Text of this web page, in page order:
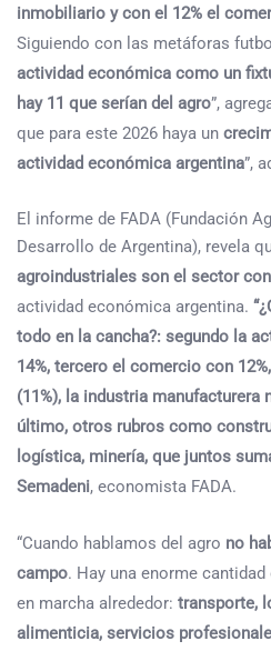
inmobiliario y con el 12% el
Siguiendo con las metáforas
actividad económica como un
hay 11 que serían del agro”,
que para este 2026 haya un
actividad económica argentina”,
El informe de FADA (Fundación
Desarrollo de Argentina), revela
agroindustriales son el sector
actividad económica argentina.
todo en la cancha?: segundo la
14%, tercero el comercio con
(11%), la industria manufacturera
último, otros rubros como
logística, minería, que juntos
Semadeni, economista FADA.
“Cuando hablamos del agro no
campo. Hay una enorme
en marcha alrededor: transporte,
alimenticia, servicios